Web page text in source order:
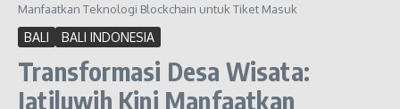
Manfaatkan Teknologi Blockchain untuk Tiket Masuk
BALI BALI INDONESIA
Transformasi Desa Wisata:
Jatiluwih Kini Manfaatkan